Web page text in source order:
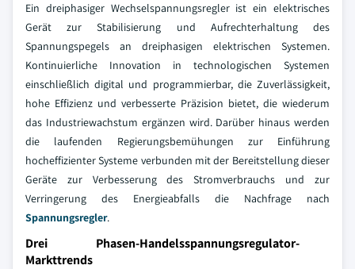
Ein dreiphasiger Wechselspannungsregler ist ein elektrisches
Gerät zur Stabilisierung und Aufrechterhaltung des
Spannungspegels an dreiphasigen elektrischen Systemen.
Kontinuierliche Innovation in technologischen Systemen
einschließlich digital und programmierbar, die Zuverlässigkeit,
hohe Effizienz und verbesserte Präzision bietet, die wiederum
das Industriewachstum ergänzen wird. Darüber hinaus werden
die laufenden Regierungsbemühungen zur Einführung
hocheffizienter Systeme verbunden mit der Bereitstellung dieser
Geräte zur Verbesserung des Stromverbrauchs und zur
Verringerung des Energieabfalls die Nachfrage nach
Spannungsregler.
Drei Phasen-Handelsspannungsregulator-
Markttrends